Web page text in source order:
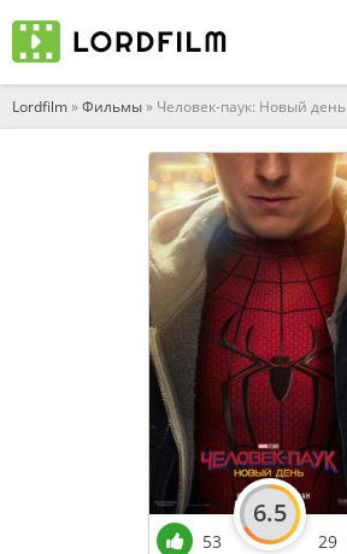
Lordfilm»Фильмы» Человек-паук: Новый день
53
6.5
29